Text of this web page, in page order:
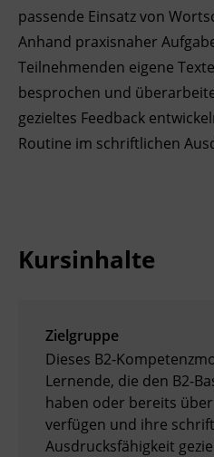
Ingenieurzertifizierung
BFI Reutte
BFI Schwaz
passende Einsatz von
Anhand praxisnaher
Teilnehmenden eigene
besprochen und
gezieltes Feedback
Routine im schriftlichen
Kursinhalte
Zielgruppe
Dieses B2-
Lernende, die den B2-
haben oder bereits
verfügen und ihre
Ausdrucksfähigkeit